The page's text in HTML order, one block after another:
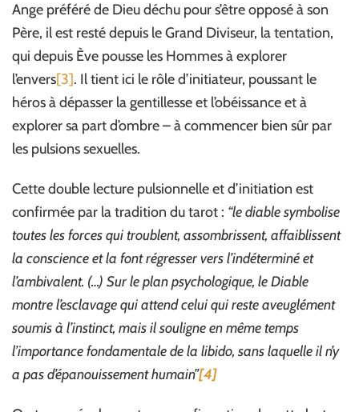
Ange préféré de Dieu déchu pour s’être opposé à son
Père, il est resté depuis le Grand Diviseur, la tentation,
qui depuis Ève pousse les Hommes à explorer
l’envers[3]. Il tient ici le rôle d’initiateur, poussant le
héros à dépasser la gentillesse et l’obéissance et à
explorer sa part d’ombre – à commencer bien sûr par
les pulsions sexuelles.
Cette double lecture pulsionnelle et d’initiation est
confirmée par la tradition du tarot : “le diable symbolise
toutes les forces qui troublent, assombrissent, affaiblissent
la conscience et la font régresser vers l’indéterminé et
l’ambivalent. (…) Sur le plan psychologique, le Diable
montre l’esclavage qui attend celui qui reste aveuglément
soumis à l’instinct, mais il souligne en même temps
l’importance fondamentale de la libido, sans laquelle il n’y
a pas d’épanouissement humain”[4]